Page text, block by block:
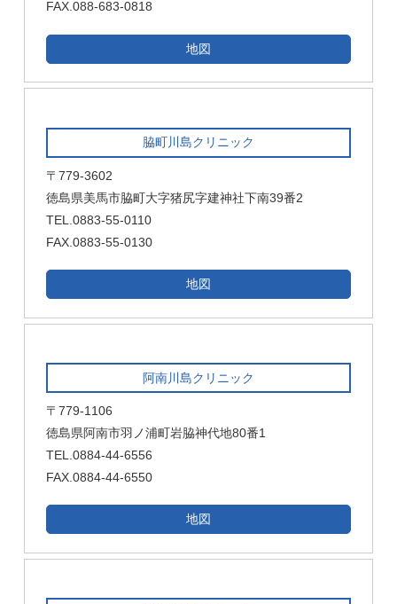
FAX.088-683-0818
地図
脇町川島クリニック
〒779-3602
徳島県美馬市脇町大字猪尻字建神社下南39番2
TEL.0883-55-0110
FAX.0883-55-0130
地図
阿南川島クリニック
〒779-1106
徳島県阿南市羽ノ浦町岩脇神代地80番1
TEL.0884-44-6556
FAX.0884-44-6550
地図